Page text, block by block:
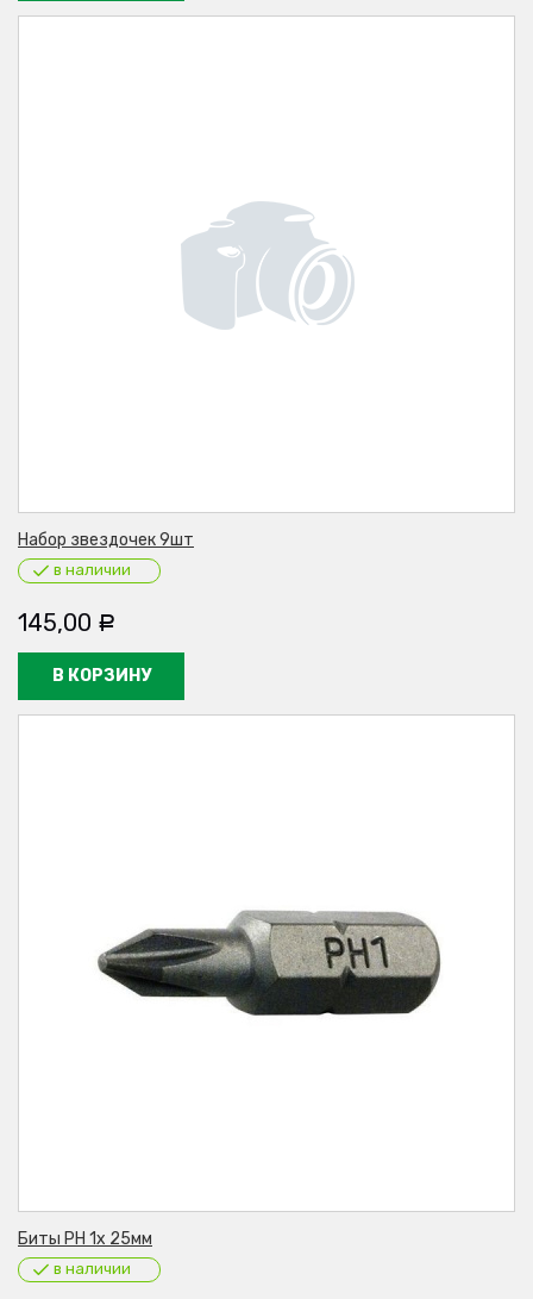
Набор звездочек 9шт
в наличии
145,00 Р
В КОРЗИНУ
Биты PH 1х 25мм
в наличии